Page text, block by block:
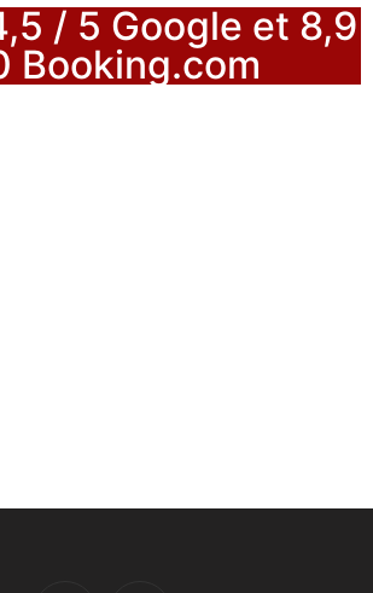
/ 5 Google et 8,9
Booking.com